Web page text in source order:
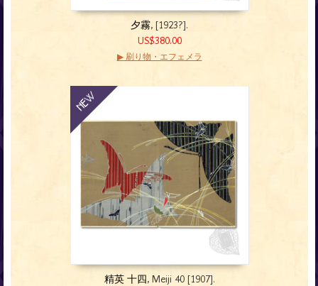
夕霧, [1923?].
US$380.00
▶ 刷り物・エフェメラ
精英 十四 , Meiji 40 [1907].